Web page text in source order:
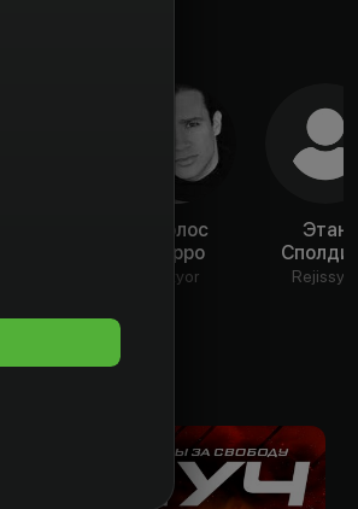
Карлос
Ферро
Aktyor
Этан
Rejissyor